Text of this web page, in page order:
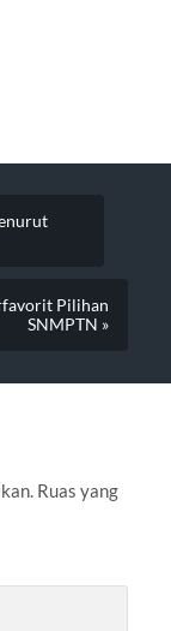
Pilihan
SNMPTN »
Ruas yang